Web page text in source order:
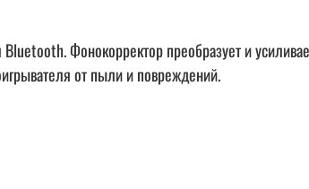
Фонокорректор преобразует и
от пыли и повреждений.